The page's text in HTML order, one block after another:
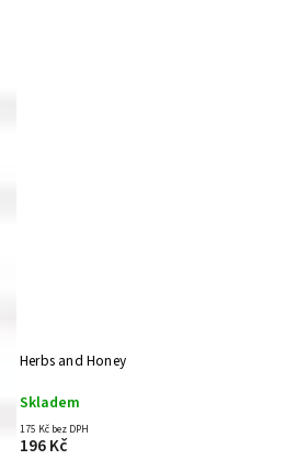
Herbs and Honey
Skladem
175 Kč bez DPH
196 Kč